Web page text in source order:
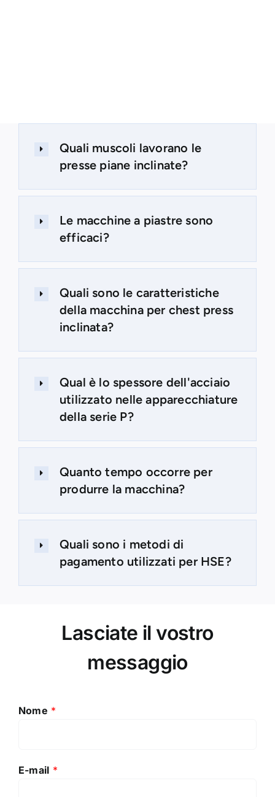
Quali muscoli lavorano le
presse piane inclinate?
Le macchine a piastre sono
efficaci?
Quali sono le caratteristiche
della macchina per chest press
inclinata?
Qual è lo spessore dell'acciaio
utilizzato nelle apparecchiature
della serie P?
Quanto tempo occorre per
produrre la macchina?
Quali sono i metodi di
pagamento utilizzati per HSE?
Lasciate il vostro
messaggio
Nome *
E-mail *